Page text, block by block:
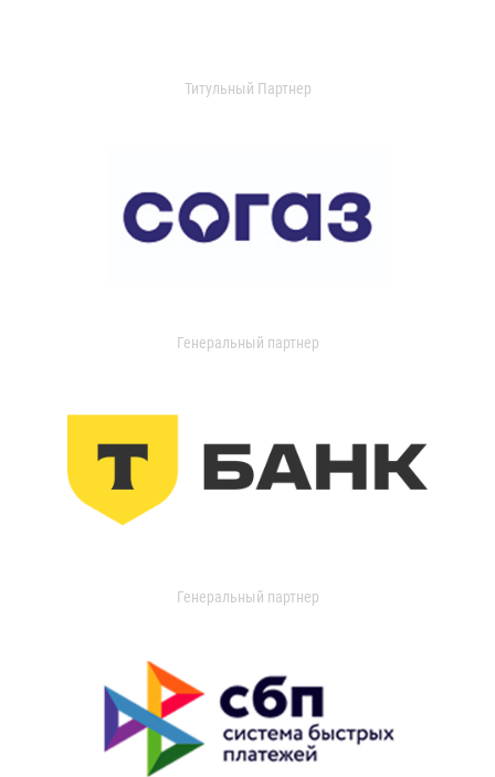
Титульный Партнер
Генеральный партнер
Генеральный партнер